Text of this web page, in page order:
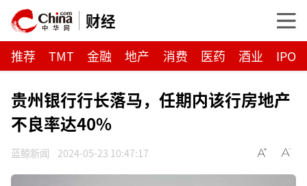
财经
推荐 TMT 金融 地产 消费 医药 酒业 IPO
贵州银行行长落马，任期内该行房地产
不良率达40%
蓝鲸新闻 2024-05-23 10:47:17